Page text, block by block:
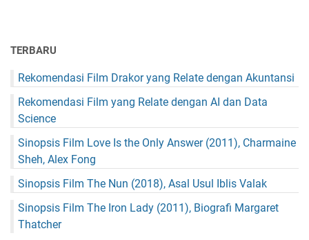
TERBARU
Rekomendasi Film Drakor yang Relate dengan Akuntansi
Rekomendasi Film yang Relate dengan AI dan Data
Science
Sinopsis Film Love Is the Only Answer (2011), Charmaine
Sheh, Alex Fong
Sinopsis Film The Nun (2018), Asal Usul Iblis Valak
Sinopsis Film The Iron Lady (2011), Biografi Margaret
Thatcher